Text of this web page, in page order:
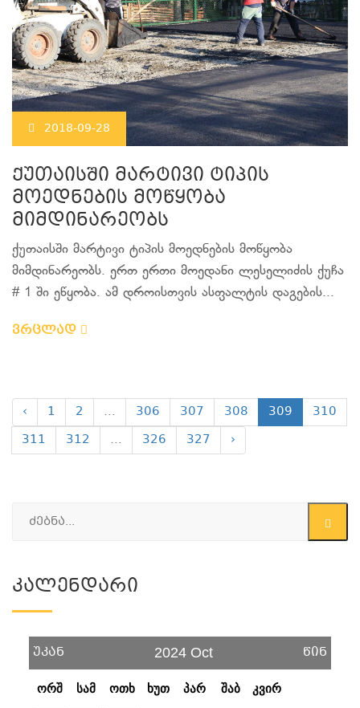
2018-09-28
ქუთაისში მარტივი ტიპის
მოედნების მოწყობა
მიმდინარეობს
ქუთაისში მარტივი ტიპის მოედნების მოწყობა
მიმდინარეობს. ერთ ერთი მოედანი ლესელიძის ქუჩა
# 1 ში ეწყობა. ამ დროისთვის ასფალტის დაგების...
ვრცლად
‹ 1 2 ... 306 307 308 309
310
311
312 ... 326 327 ›
Კალენდარი
უკან 2024 Oct წინ
ორშ სამ ოთხ ხუთ პარ შაბ კვირ